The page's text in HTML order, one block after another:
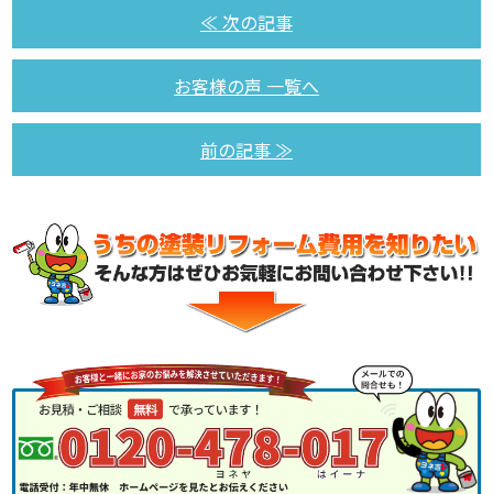
≪ 次の記事
お客様の声 一覧へ
前の記事 ≫